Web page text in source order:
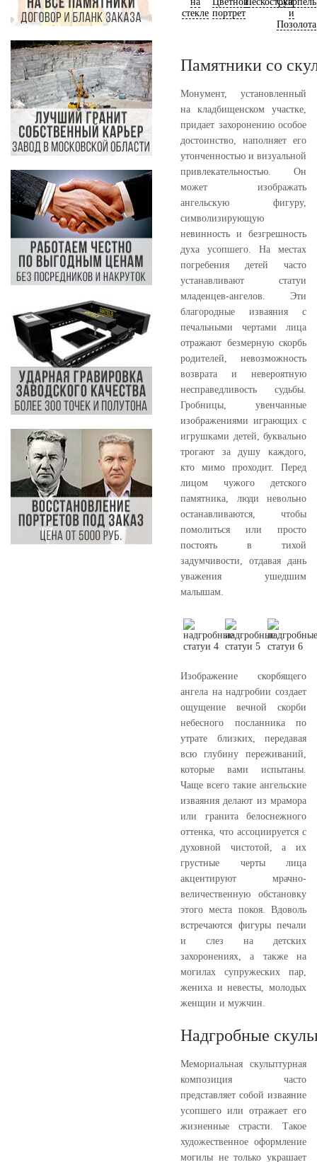
стекле портрет
и
Позолота
Памятники со
Монумент, установленный
на кладбищенском участке,
придает захоронению особое
достоинство, наполняет его
утонченностью и визуальной
привлекательностью. Он
может изображать
ангельскую фигуру,
символизирующую
невинность и безгрешность
духа усопшего. На местах
погребения детей часто
устанавливают статуи
младенцев-ангелов. Эти
благородные изваяния с
печальными чертами лица
отражают безмерную скорбь
родителей, невозможность
возврата и невероятную
несправедливость судьбы.
Гробницы, увенчанные
изображениями играющих с
игрушками детей, буквально
трогают за душу каждого,
кто мимо проходит. Перед
лицом чужого детского
памятника, люди невольно
останавливаются, чтобы
помолиться или просто
постоять в тихой
задумчивости, отдавая дань
уважения ушедшим
малышам.
Изображение скорбящего
ангела на надгробии создает
ощущение вечной скорби
небесного посланника по
утрате близких, передавая
всю глубину переживаний,
которые вами испытаны.
Чаще всего такие ангельские
изваяния делают из мрамора
или гранита белоснежного
оттенка, что ассоциируется с
духовной чистотой, а их
грустные черты лица
акцентируют мрачно-
величественную обстановку
этого места покоя. Вдоволь
встречаются фигуры печали
и слез на детских
захоронениях, а также на
могилах супружеских пар,
жениха и невесты, молодых
женщин и мужчин.
Надгробные
Мемориальная скульптурная
композиция часто
представляет собой изваяние
усопшего или отражает его
жизненные страсти. Такое
художественное оформление
могилы не только украшает